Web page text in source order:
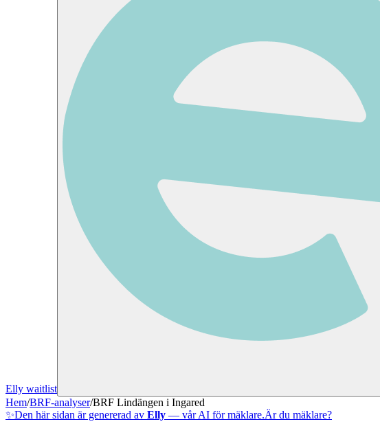
Elly waitlist
Hem/BRF-analyser/BRF Lindängen i Ingared
✨Den här sidan är genererad av Elly — vår AI för mäklare.Är du mäklare?